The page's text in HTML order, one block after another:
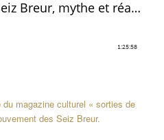
magazine culturel « sorties de
des Seiz Breur.